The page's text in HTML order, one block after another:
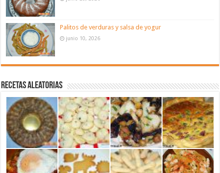
Palitos de verduras y salsa de yogur
junio 10, 2026
Recetas aleatorias